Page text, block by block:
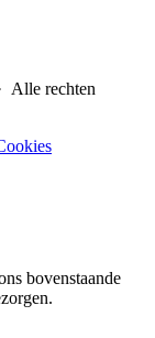
Alle rechten
bovenstaande